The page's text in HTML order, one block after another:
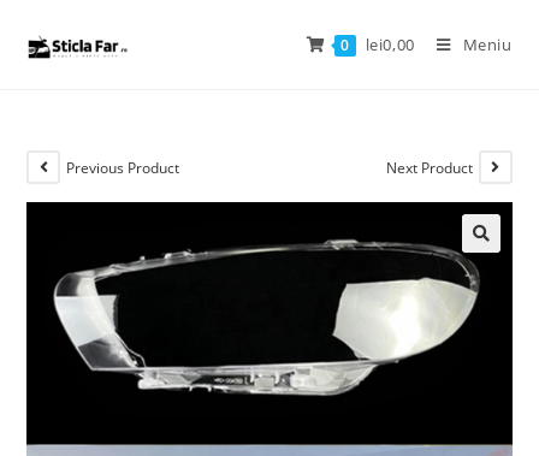
0 lei0,00 Meniu
Previous Product Next Product
🔍